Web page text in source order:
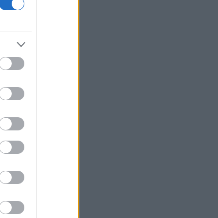
διαγωνισμός για την ανάπλαση των
204,6 εκατ. ευρώ
προπαγάνδα»
Υπ. Παιδείας: 3,35 εκατ. ευρώ στο
Πανεπιστήμιο Κρήτης για το
Η UEFA συνεχίζει το μποϊκοτάζ του
Τραμπ: Νέα προσπάθεια
απομάκρυνσης της Λίζα Κουκ παρά το
«μπλόκο» του Ανωτάτου Δικαστηρίου
κινητοποίηση της Πυροσβεστικής
Ανοίγει ο δρόμος για επενδύσεις 263,5
εκατ. ευρώ